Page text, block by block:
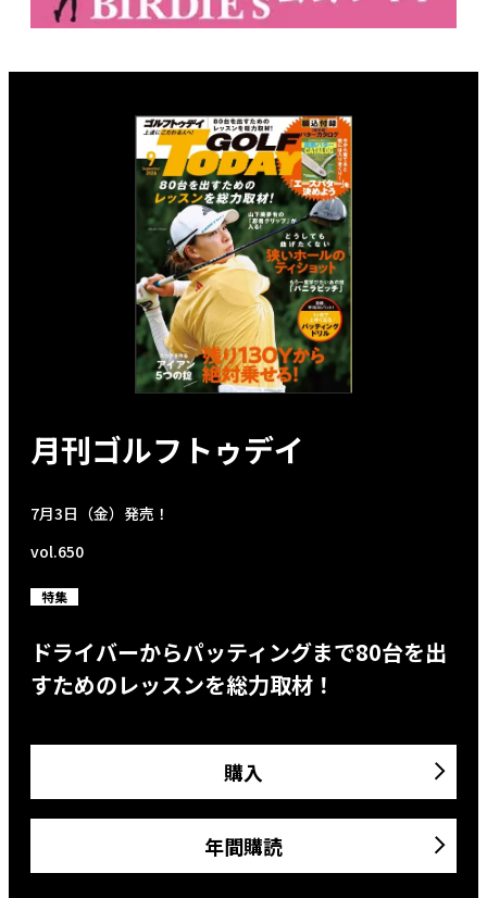
月刊ゴルフトゥデイ
7月3日（金）発売！
vol.650
特集
ドライバーからパッティングまで80台を出
すためのレッスンを総力取材！
購入
年間購読